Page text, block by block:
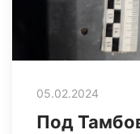
05.02.2024
Под